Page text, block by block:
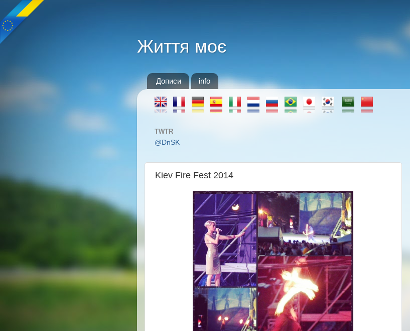
Життя моє
Дописи info
TWTR
@DnSK
Kiev Fire Fest 2014